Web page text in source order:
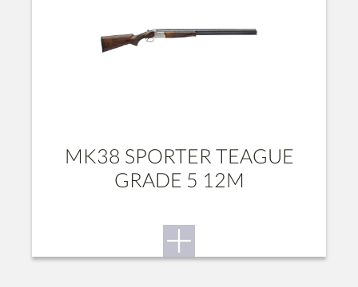
MK38 SPORTER TEAGUE
GRADE 5 12M